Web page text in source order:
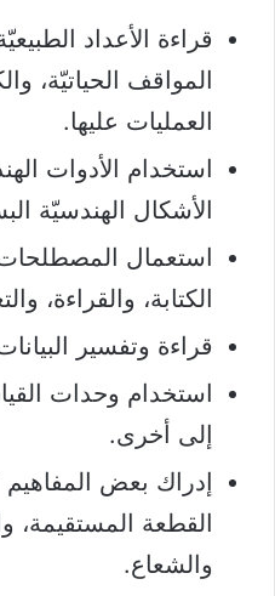
قراءة الأعداد
المواقف الحياتيّة،
العمليات عليها.
استخدام الأدوات
الأشكال الهندسيّة
استعمال
الكتابة، والقراءة،
قراءة وتفسير
استخدام وحدات
إلى أخرى.
إدراك بعض المفاهيم
القطعة المستقيمة،
والشعاع.